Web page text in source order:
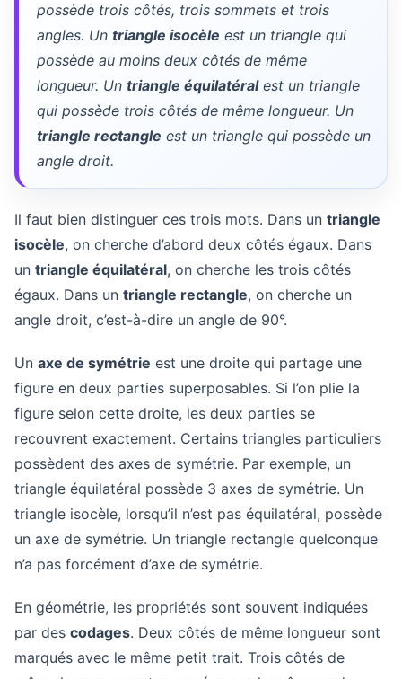
possède trois côtés, trois sommets et trois
angles. Un triangle isocèle est un triangle qui
possède au moins deux côtés de même
longueur. Un triangle équilatéralest un triangle
qui possède trois côtés de même longueur. Un
triangle rectangle est un triangle qui possède un
angle droit.
Il faut bien distinguer ces trois mots. Dans un triangle
isocèle, on cherche d’abord deux côtés égaux. Dans
un triangle équilatéral, on cherche les trois côtés
égaux. Dans un triangle rectangle, on cherche un
angle droit, c’est-à-dire un angle de 90°.
Un axe de symétrie est une droite qui partage une
figure en deux parties superposables. Si l’on plie la
figure selon cette droite, les deux parties se
recouvrent exactement. Certains triangles particuliers
possèdent des axes de symétrie. Par exemple, un
triangle équilatéral possède 3 axes de symétrie. Un
triangle isocèle, lorsqu’il n’est pas équilatéral, possède
un axe de symétrie. Un triangle rectangle quelconque
n’a pas forcément d’axe de symétrie.
En géométrie, les propriétés sont souvent indiquées
par des codages. Deux côtés de même longueur sont
marqués avec le même petit trait. Trois côtés de